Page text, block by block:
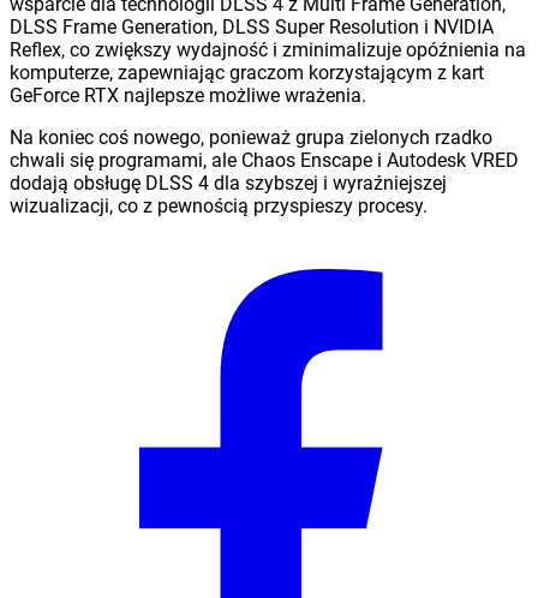
DLSS Frame Generation, DLSS Super Resolution i NVIDIA
Reflex, co zwiększy wydajność i zminimalizuje opóźnienia na
komputerze, zapewniając graczom korzystającym z kart
GeForce RTX najlepsze możliwe wrażenia.
Na koniec coś nowego, ponieważ grupa zielonych rzadko
chwali się programami, ale Chaos Enscape i Autodesk VRED
dodają obsługę DLSS 4 dla szybszej i wyraźniejszej
wizualizacji, co z pewnością przyspieszy procesy.